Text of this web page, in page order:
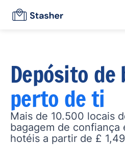
Depósito de
perto de ti
Mais de 10.500 locais
bagagem de confiança
hotéis a partir de £